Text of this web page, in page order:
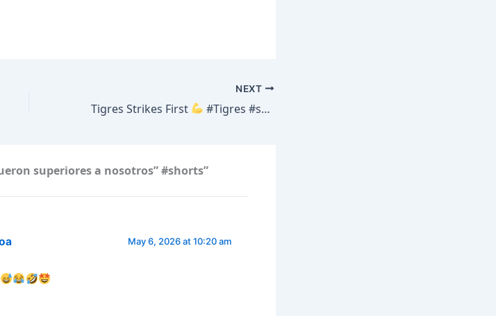
#UCLToday #UCL #PSGvsBayern
NEXT
Tigres Strikes First #Tigres #soccer #goal
superiores a nosotros” #shorts”
May 6, 2026 at 10:20 am